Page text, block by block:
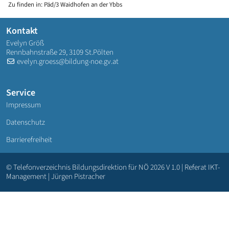
Zu finden in: Päd/3 Waidhofen an der Ybbs
Kontakt
Evelyn Größ
Rennbahnstraße 29, 3109 St.Pölten
evelyn.groess@bildung-noe.gv.at
Service
Impressum
Datenschutz
Barrierefreiheit
© Telefonverzeichnis Bildungsdirektion für NÖ 2026 V 1.0 | Referat IKT-
Management | Jürgen Pistracher